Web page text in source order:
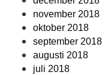
november 2018
oktober 2018
september 2018
augusti 2018
juli 2018